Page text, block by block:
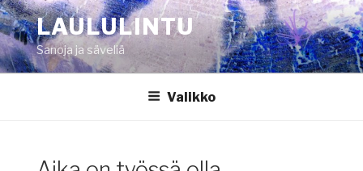
Siirry
sisältöönLAULULINTU
Sanoja ja säveliä
Valikko